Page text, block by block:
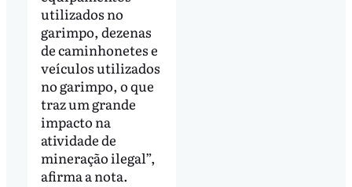
utilizados no
garimpo, dezenas
de caminhonetes e
veículos utilizados
no garimpo, o que
traz um grande
impacto na
atividade de
mineração ilegal”,
afirma a nota.